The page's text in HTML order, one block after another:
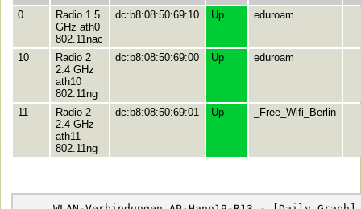
0
Radio 1 5
GHz ath0
802.11nac
dc:b8:08:50:69:10 Up eduroam
10
Radio 2
2.4 GHz
ath10
802.11ng
dc:b8:08:50:69:00 Up eduroam
11
Radio 2
2.4 GHz
ath11
802.11ng
dc:b8:08:50:69:01 Up _Free_Wifi_Berlin